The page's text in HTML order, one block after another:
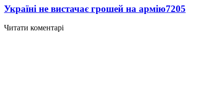
Україні не вистачає грошей на армію7205
Читати коментарі